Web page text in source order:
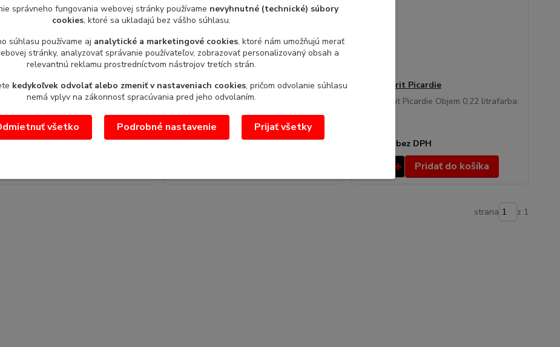
na šampanské Gala 175ml
na šampanské flétna Gala 175ml
175ml
€/ks
€bez DPH
Pohár Venezia číra
Pohár durit Venezia číra Objem 0,2
litrafarba: číry
1,38 €/ks
1,12 €bez DPH
Pohár durit Picardie
Pohár durit Picardie Objem 0,22 litrafarba:
bez DPH
Pridať do košíka
strana z 1
správneho fungovania webovej stránky používame nevyhnutné (technické) súbory
cookies, ktoré sa ukladajú bez vášho súhlasu.
súhlasu používame aj analytické a marketingové cookies, ktoré nám umožňujú merať
stránky, analyzovať správanie používateľov, zobrazovať personalizovaný obsah a
relevantnú reklamu prostredníctvom nástrojov tretích strán.
kedykoľvek odvolať alebo zmeniť v nastaveniach cookies, pričom odvolanie súhlasu
nemá vplyv na zákonnosť spracúvania pred jeho odvolaním.
všetko Podrobné nastavenie Prijať všetky